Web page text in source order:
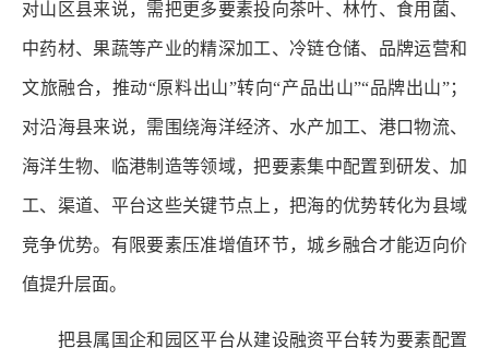
对山区县来说，需把更多要素投向茶叶、林竹、食用菌、
中药材、果蔬等产业的精深加工、冷链仓储、品牌运营和
文旅融合，推动“原料出山”转向“产品出山”“品牌出山”；
对沿海县来说，需围绕海洋经济、水产加工、港口物流、
海洋生物、临港制造等领域，把要素集中配置到研发、加
工、渠道、平台这些关键节点上，把海的优势转化为县域
竞争优势。有限要素压准增值环节，城乡融合才能迈向价
值提升层面。
把县属国企和园区平台从建设融资平台转为要素配置